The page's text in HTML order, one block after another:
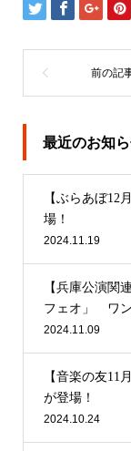
最近のお知
【ぶらあぼ12
場！
2024.11.19
【兵庫公演関
フェオ」 ワン
2024.11.09
【音楽の友11
が登場！
2024.10.24